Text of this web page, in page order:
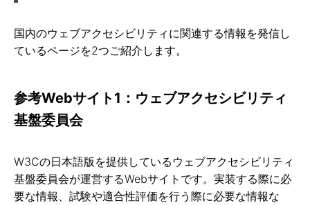
国内のウェブアクセシビリティに関連する情報を発信し
ているページを2つご紹介します。
参考Webサイト1：ウェブアクセシビリティ
基盤委員会
W3Cの日本語版を提供しているウェブアクセシビリティ
基盤委員会が運営するWebサイトです。実装する際に必
要な情報、試験や適合性評価を行う際に必要な情報な